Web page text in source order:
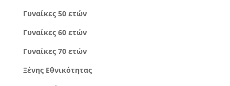
Γυναίκες 50 ετών
Γυναίκες 60 ετών
Γυναίκες 70 ετών
Ξένης Εθνικότητας